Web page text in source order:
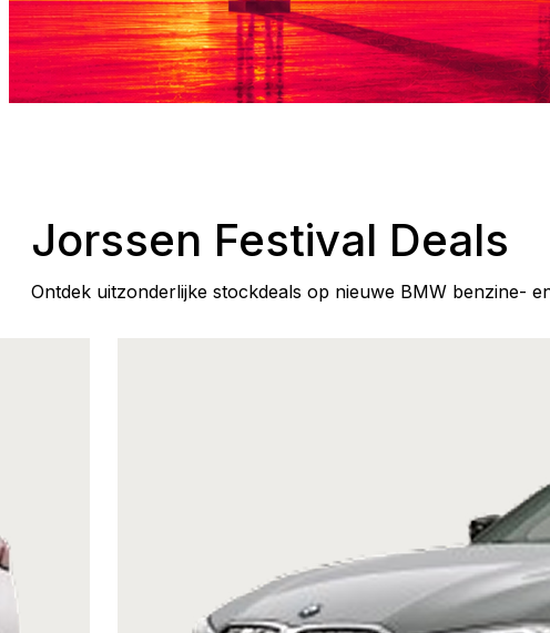
Jorssen Festival Deals
Ontdek uitzonderlijke stockdeals op nieuwe BMW benzine-